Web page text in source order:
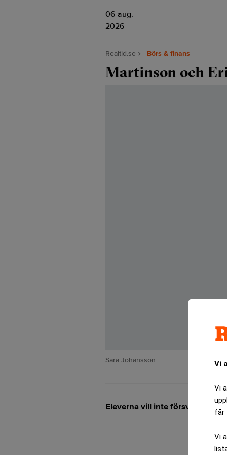
Vi
Vi
får
Vi
06 aug.
2026
Realtid.se Börs & finans
Martinson och
Sara Johansson
Eleverna vill inte försvaras av